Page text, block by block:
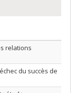
relations
du succès de